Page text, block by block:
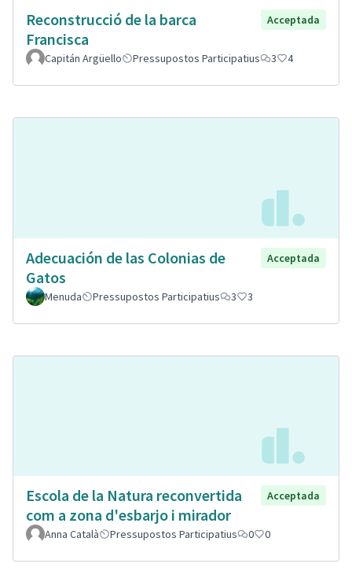
Reconstrucció de la barca
Francisca
Acceptada
Capitán Argüello Pressupostos Participatius 3 4
Adecuación de las Colonias de
Gatos
Acceptada
Menuda Pressupostos Participatius 3 3
Escola de la Natura reconvertida
com a zona d'esbarjo i mirador
Acceptada
Anna Català Pressupostos Participatius 0 0